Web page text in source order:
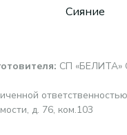
Сияние
: СП «БЕЛИТА»
д. 76, ком.103